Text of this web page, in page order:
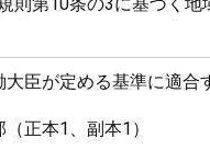
臣が定める基準に適合
正本1、副本1）